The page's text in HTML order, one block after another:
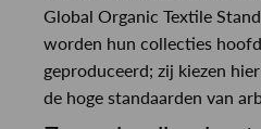
Global Organic Textile
worden hun collecties
geproduceerd; zij kiezen
de hoge standaarden van